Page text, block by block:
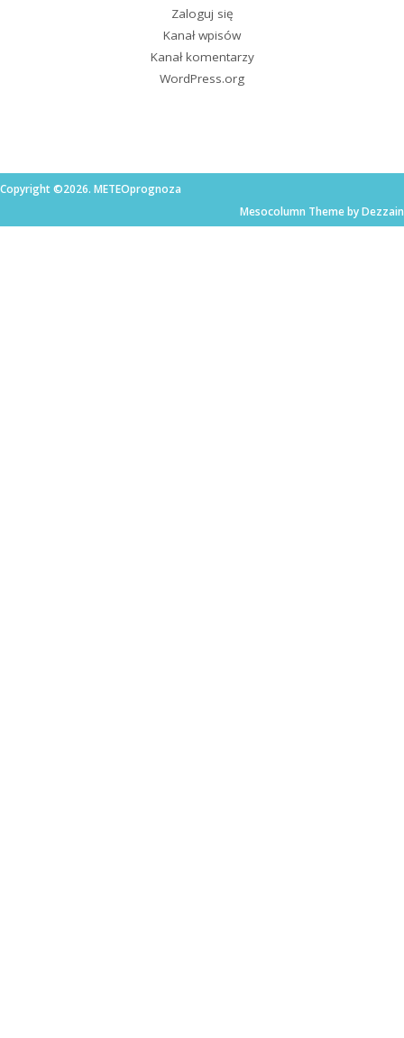
Zaloguj się
Kanał wpisów
Kanał komentarzy
WordPress.org
Copyright ©2026. METEOprognoza
Mesocolumn Theme by Dezzain